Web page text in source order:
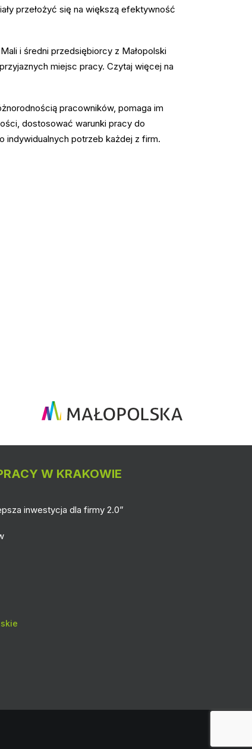
przełożyć się na większą efektywność
i średni przedsiębiorcy z Małopolski
miejsc pracy. Czytaj więcej na
pracowników, pomaga im
dostosować warunki pracy do
potrzeb każdej z firm.
W KRAKOWIE
inwestycja dla firmy 2.0”